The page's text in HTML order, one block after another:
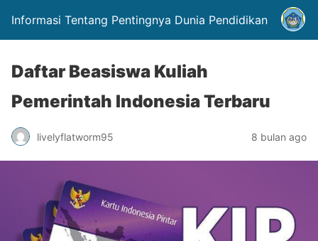
Informasi Tentang Pentingnya Dunia Pendidikan
Daftar Beasiswa Kuliah
Pemerintah Indonesia Terbaru
livelyflatworm95 8 bulan ago